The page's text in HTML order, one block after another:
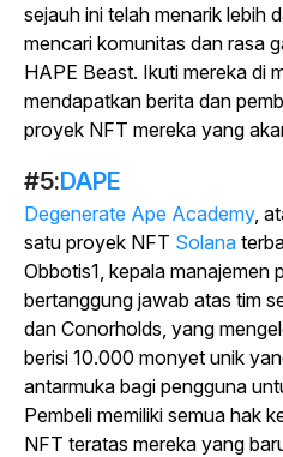
sejauh ini telah menarik lebih
mencari komunitas dan rasa
HAPE Beast. Ikuti mereka di
mendapatkan berita dan
proyek NFT mereka yang
#5:DAPE
Degenerate Ape Academy,
satu proyek NFT Solana
Obbotis1, kepala manajemen
bertanggung jawab atas tim
dan Conorholds, yang
berisi 10.000 monyet unik
antarmuka bagi pengguna
Pembeli memiliki semua hak
NFT teratas mereka yang